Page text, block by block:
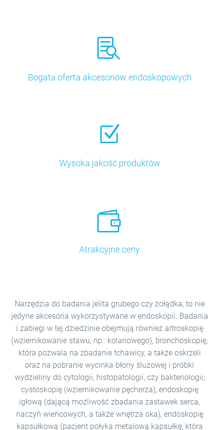


Bogata oferta akcesoriów endoskopowych
Z
Z
Wysoka jakość produktów


Atrakcyjne ceny
Narzędzia do badania jelita grubego czy żołądka, to nie
jedyne akcesoria wykorzystywane w endoskopii. Badania
i zabiegi w tej dziedzinie obejmują również artroskopię
(wziernikowanie stawu, np.: kolanowego), bronchoskopię,
która pozwala na zbadanie tchawicy, a także oskrzeli
oraz na pobranie wycinka błony śluzowej i próbki
wydzieliny do cytologii, histopatologii, czy bakteriologii;
cystoskopię (wziernikowanie pęcherza), endoskopię
igłową (dającą możliwość zbadania zastawek serca,
naczyń wieńcowych, a także wnętrza oka), endoskopię
kapsułkową (pacjent połyka metalową kapsułkę, która